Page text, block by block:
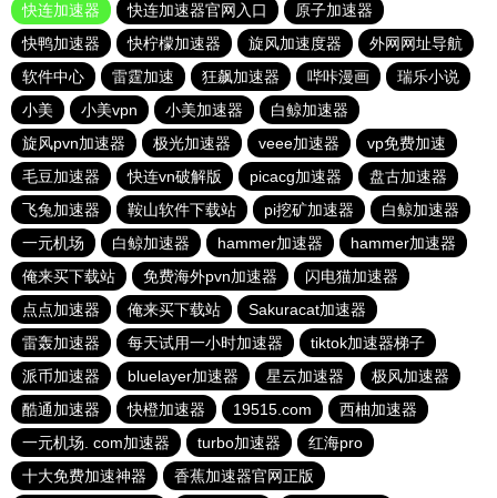
快连加速器
快连加速器官网入口
原子加速器
快鸭加速器
快柠檬加速器 旋风加速度器
外网网址导航
软件中心
雷霆加速 狂飙加速器 哔咔漫画
瑞乐小说
小美
小美vpn 小美加速器
白鲸加速器
旋风pvn加速器
极光加速器 veee加速器
vp免费加速
毛豆加速器
快连vn破解版 picacg加速器
盘古加速器
飞兔加速器
鞍山软件下载站 pi挖矿加速器
白鲸加速器
一元机场
白鲸加速器 hammer加速器
hammer加速器
俺来买下载站
免费海外pvn加速器
闪电猫加速器
点点加速器
俺来买下载站
Sakuracat加速器
雷轰加速器
每天试用一小时加速器
tiktok加速器梯子
派币加速器
bluelayer加速器 星云加速器
极风加速器
酷通加速器
快橙加速器 19515.com
西柚加速器
一元机场. com加速器
turbo加速器
红海pro
十大免费加速神器
香蕉加速器官网正版